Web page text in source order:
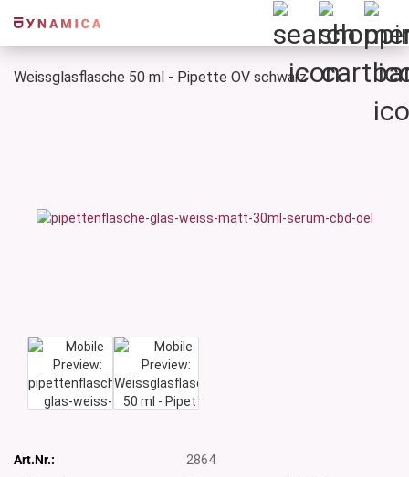
Weissglasflasche 50 ml - Pipette OV schwarz
Art.Nr.:
2864